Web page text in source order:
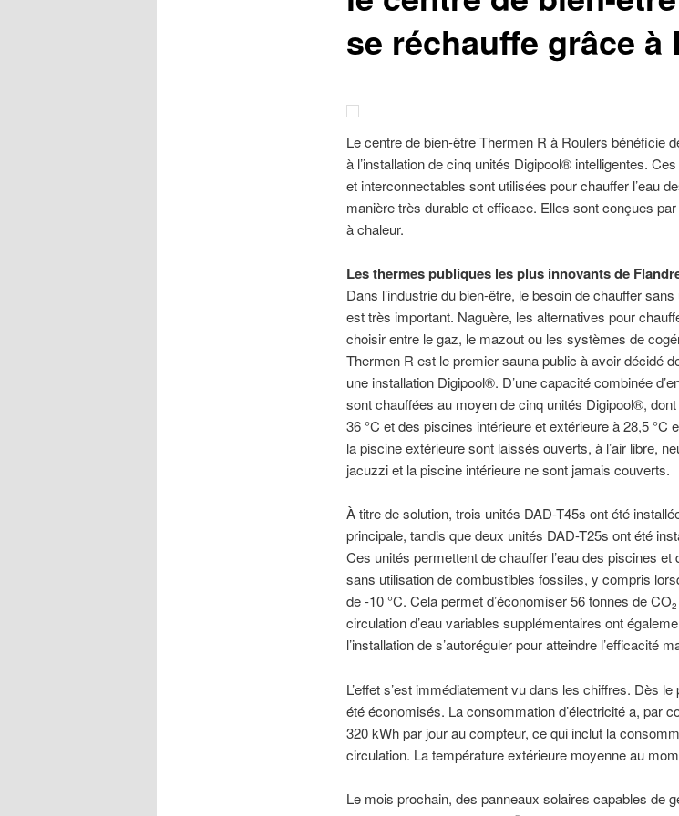
se réchauffe grâce
Le centre de bien-être Thermen R à Roulers bénéficie
à l’installation de cinq unités Digipool® intelligentes.
et interconnectables sont utilisées pour chauffer l’eau
manière très durable et efficace. Elles sont conçues
à chaleur.
Les thermes publiques les plus innovants de
Dans l’industrie du bien-être, le besoin de chauffer
est très important. Naguère, les alternatives pour
choisir entre le gaz, le mazout ou les systèmes de
Thermen R est le premier sauna public à avoir décidé
une installation Digipool®. D’une capacité combinée
sont chauffées au moyen de cinq unités Digipool®,
36 °C et des piscines intérieure et extérieure à 28,5 °C
la piscine extérieure sont laissés ouverts, à l’air libre,
jacuzzi et la piscine intérieure ne sont jamais couverts.
À titre de solution, trois unités DAD-T45s ont été
principale, tandis que deux unités DAD-T25s ont été
Ces unités permettent de chauffer l’eau des piscines
sans utilisation de combustibles fossiles, y compris
de -10 °C. Cela permet d’économiser 56 tonnes de CO2
circulation d’eau variables supplémentaires ont
l’installation de s’autoréguler pour atteindre l’efficacité
L’effet s’est immédiatement vu dans les chiffres. Dès
été économisés. La consommation d’électricité a, par
320 kWh par jour au compteur, ce qui inclut la
circulation. La température extérieure moyenne au
Le mois prochain, des panneaux solaires capables de